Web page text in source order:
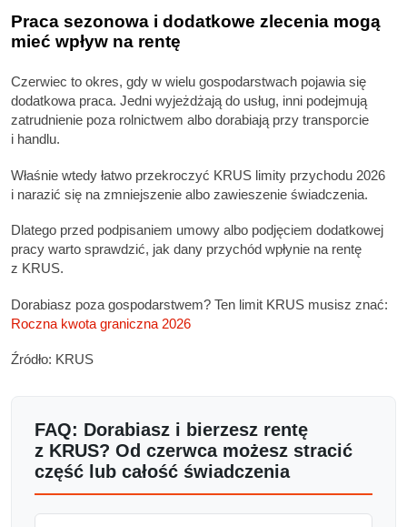
Praca sezonowa i dodatkowe zlecenia mogą
mieć wpływ na rentę
Czerwiec to okres, gdy w wielu gospodarstwach pojawia się
dodatkowa praca. Jedni wyjeżdżają do usług, inni podejmują
zatrudnienie poza rolnictwem albo dorabiają przy transporcie
i handlu.
Właśnie wtedy łatwo przekroczyć KRUS limity przychodu 2026
i narazić się na zmniejszenie albo zawieszenie świadczenia.
Dlatego przed podpisaniem umowy albo podjęciem dodatkowej
pracy warto sprawdzić, jak dany przychód wpłynie na rentę
z KRUS.
Dorabiasz poza gospodarstwem? Ten limit KRUS musisz znać:
Roczna kwota graniczna 2026
Źródło: KRUS
FAQ: Dorabiasz i bierzesz rentę
z KRUS? Od czerwca możesz stracić
część lub całość świadczenia